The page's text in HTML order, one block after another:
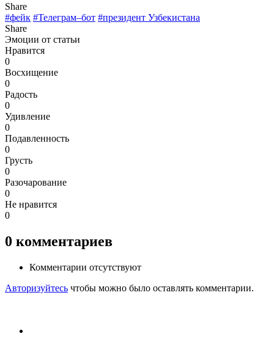
Share
#фейк #Телеграм–бот #президент Узбекистана
Share
Эмоции от статьи
Нравится
0
Восхищение
0
Радость
0
Удивление
0
Подавленность
0
Грусть
0
Разочарование
0
Не нравится
0
0 комментариев
Комментарии отсутствуют
Авторизуйтесь чтобы можно было оставлять комментарии.